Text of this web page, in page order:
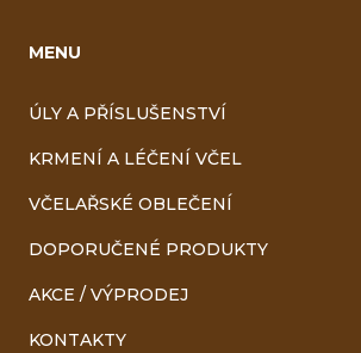
MENU
ÚLY A PŘÍSLUŠENSTVÍ
KRMENÍ A LÉČENÍ VČEL
VČELAŘSKÉ OBLEČENÍ
DOPORUČENÉ PRODUKTY
AKCE / VÝPRODEJ
KONTAKTY